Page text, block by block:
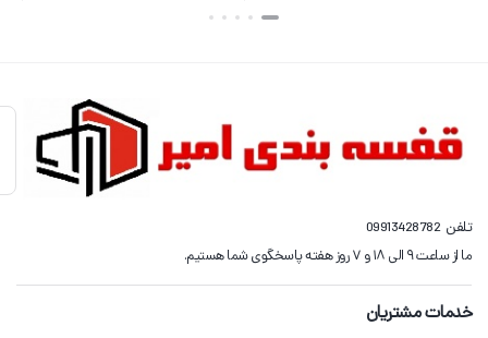
بستن
تلفن09913428782
ما از ساعت ۹ الی ۱۸ و ۷ روز هفته پاسخگوی شما هستیم.
خدمات مشتریان